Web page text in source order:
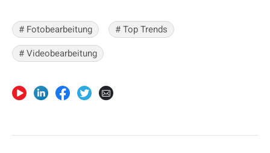
# Fotobearbeitung # Top Trends
# Videobearbeitung